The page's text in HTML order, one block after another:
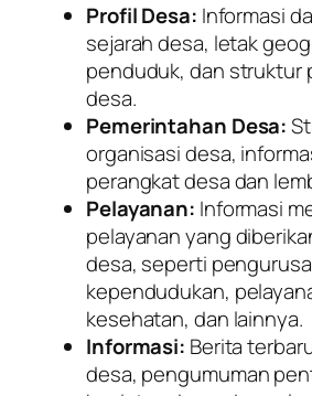
Profil Desa: Informasi
sejarah desa, letak
penduduk, dan struktur
desa.
Pemerintahan Desa:
organisasi desa,
perangkat desa dan
Pelayanan: Informasi
pelayanan yang
desa, seperti
kependudukan,
kesehatan, dan lainnya.
Informasi: Berita
desa, pengumuman